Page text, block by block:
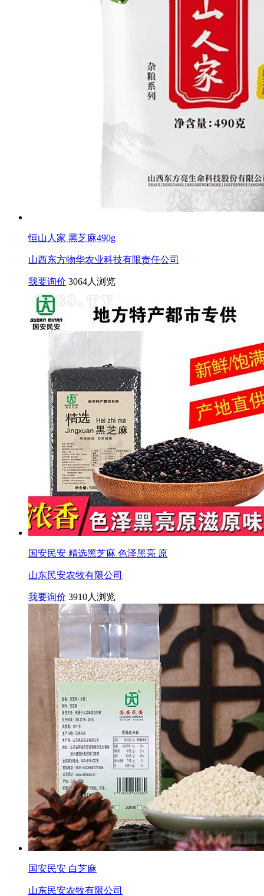
恒山人家 黑芝麻490g
山西东方物华农业科技有限责任公司
我要询价 3064人浏览
国安民安 精选黑芝麻 色泽黑亮 原
山东民安农牧有限公司
我要询价 3910人浏览
国安民安 白芝麻
山东民安农牧有限公司